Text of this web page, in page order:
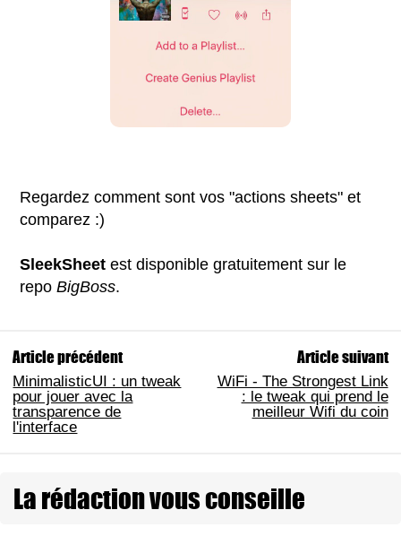
Regardez comment sont vos "actions sheets" et
comparez :)
SleekSheet est disponible gratuitement sur le
repoBigBoss.
Article précédent
MinimalisticUI : un tweak
pour jouer avec la
transparence de
l'interface
Article suivant
WiFi - The Strongest Link
: le tweak qui prend le
meilleur Wifi du coin
La rédaction vous conseille